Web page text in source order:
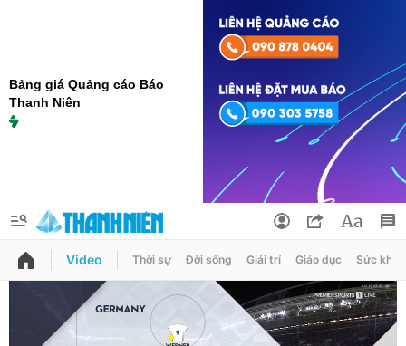
Bảng giá Quảng cáo Báo
Thanh Niên
QUẢNG CÁO
Thông tin tài khoản
Video Thời sự Đời sống Giải trí Giáo dục Sức khỏe